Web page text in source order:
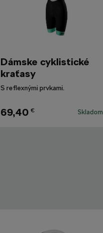
Dámske cyklistické
kraťasy
S reflexnými prvkami.
69,40 € Skladom